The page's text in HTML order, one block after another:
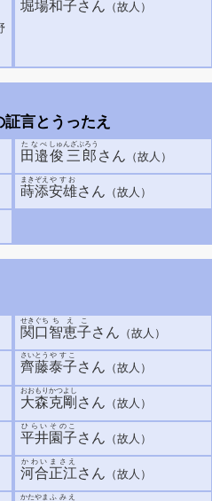
堀場和子さん （故人）
言とうったえ
田邉
たなべ
俊三郎
しゅんざぶろう
さん （故人）
蒔添
まきぞえ
安雄
やすお
さん （故人）
関口
せきぐち
智恵子
ちえこ
さん （故人）
齊藤
さいとう
泰子
やすこ
さん （故人）
大森
おおもり
克剛
かつよし
さん （故人）
平井
ひらい
園子
そのこ
さん （故人）
河合
かわい
正江
まさえ
さん （故人）
かたやま ふみえ